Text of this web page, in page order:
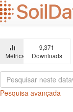
Ir
para
o
principal
Métricas
9,371
Downloads
Pesquisa avançada